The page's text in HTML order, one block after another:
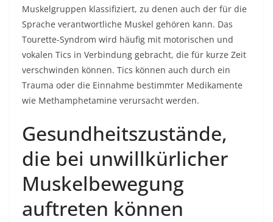
Muskelgruppen klassifiziert, zu denen auch der für die
Sprache verantwortliche Muskel gehören kann. Das
Tourette-Syndrom wird häufig mit motorischen und
vokalen Tics in Verbindung gebracht, die für kurze Zeit
verschwinden können. Tics können auch durch ein
Trauma oder die Einnahme bestimmter Medikamente
wie Methamphetamine verursacht werden.
Gesundheitszustände,
die bei unwillkürlicher
Muskelbewegung
auftreten können